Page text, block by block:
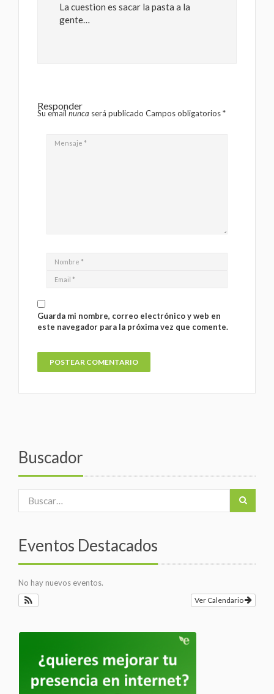
La cuestion es sacar la pasta a la
gente…
Responder
Su email nunca será publicado Campos obligatorios*
Guarda mi nombre, correo electrónico y web en
este navegador para la próxima vez que comente.
Buscador
Eventos Destacados
No hay nuevos eventos.
Ver Calendario